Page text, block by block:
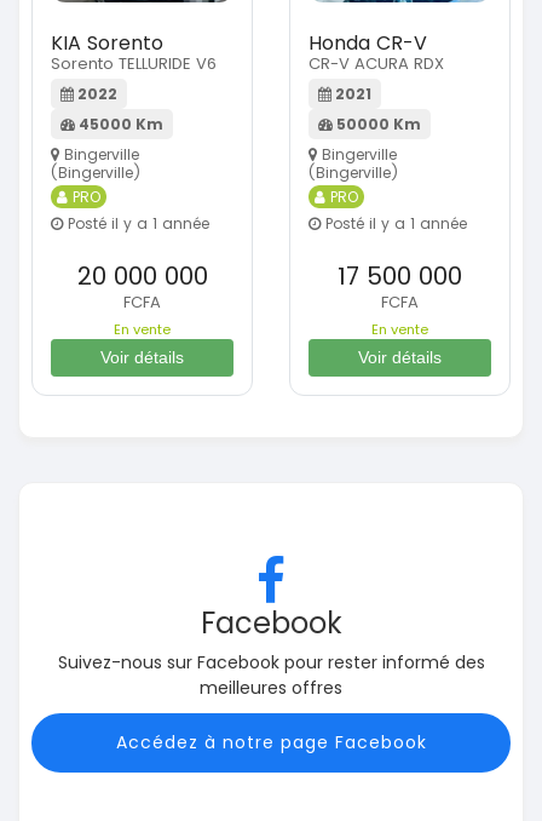
KIA Sorento
Sorento TELLURIDE V6
2022
45000 Km
Bingerville
(Bingerville)
PRO
Posté il y a 1 année
20 000 000
FCFA
En vente
Voir détails
Honda CR-V
CR-V ACURA RDX
2021
50000 Km
Bingerville
(Bingerville)
PRO
Posté il y a 1 année
17 500 000
FCFA
En vente
Voir détails
Facebook
Suivez-nous sur Facebook pour rester informé des
meilleures offres
Accédez à notre page Facebook